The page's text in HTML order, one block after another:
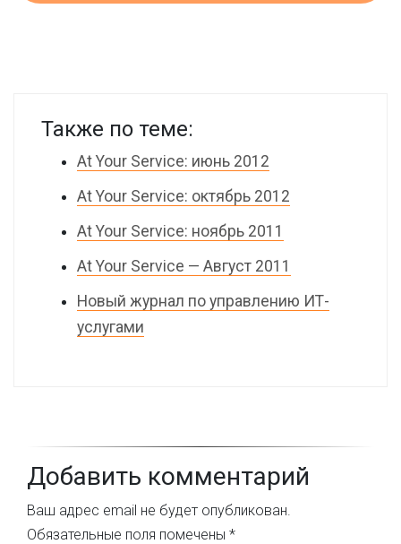
Также по теме:
At Your Service: июнь 2012
At Your Service: октябрь 2012
At Your Service: ноябрь 2011
At Your Service — Август 2011
Новый журнал по управлению ИТ-
услугами
Добавить комментарий
Ваш адрес email не будет опубликован.
Обязательные поля помечены *